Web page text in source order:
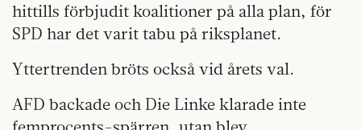
hittills förbjudit koalitioner på alla plan, för
SPD har det varit tabu på riksplanet.
Yttertrenden bröts också vid årets val.
AFD backade och Die Linke klarade inte